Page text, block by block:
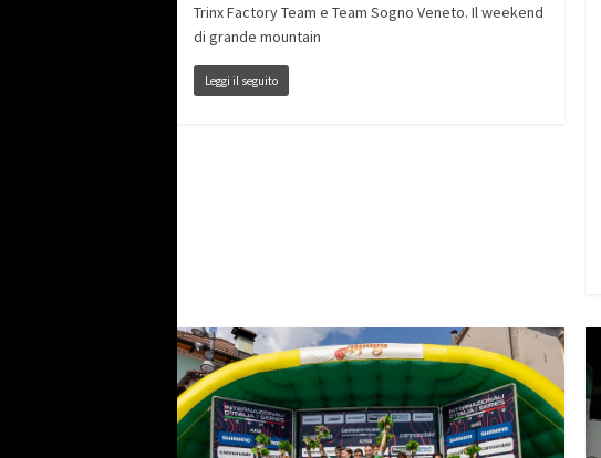
Trinx Factory Team e Team Sogno Veneto. Il weekend
di grande mountain
Leggi il seguito